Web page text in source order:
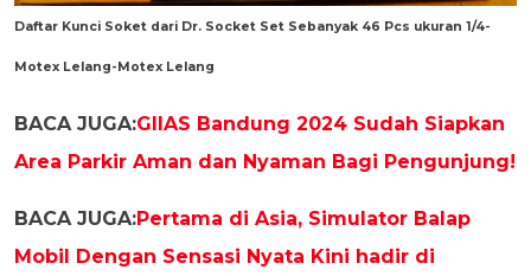
Daftar Kunci Soket dari Dr. Socket Set Sebanyak 46 Pcs ukuran 1/4-
Motex Lelang-Motex Lelang
BACA JUGA:GIIAS Bandung 2024 Sudah Siapkan
Area Parkir Aman dan Nyaman Bagi Pengunjung!
BACA JUGA:Pertama di Asia, Simulator Balap
Mobil Dengan Sensasi Nyata Kini hadir di